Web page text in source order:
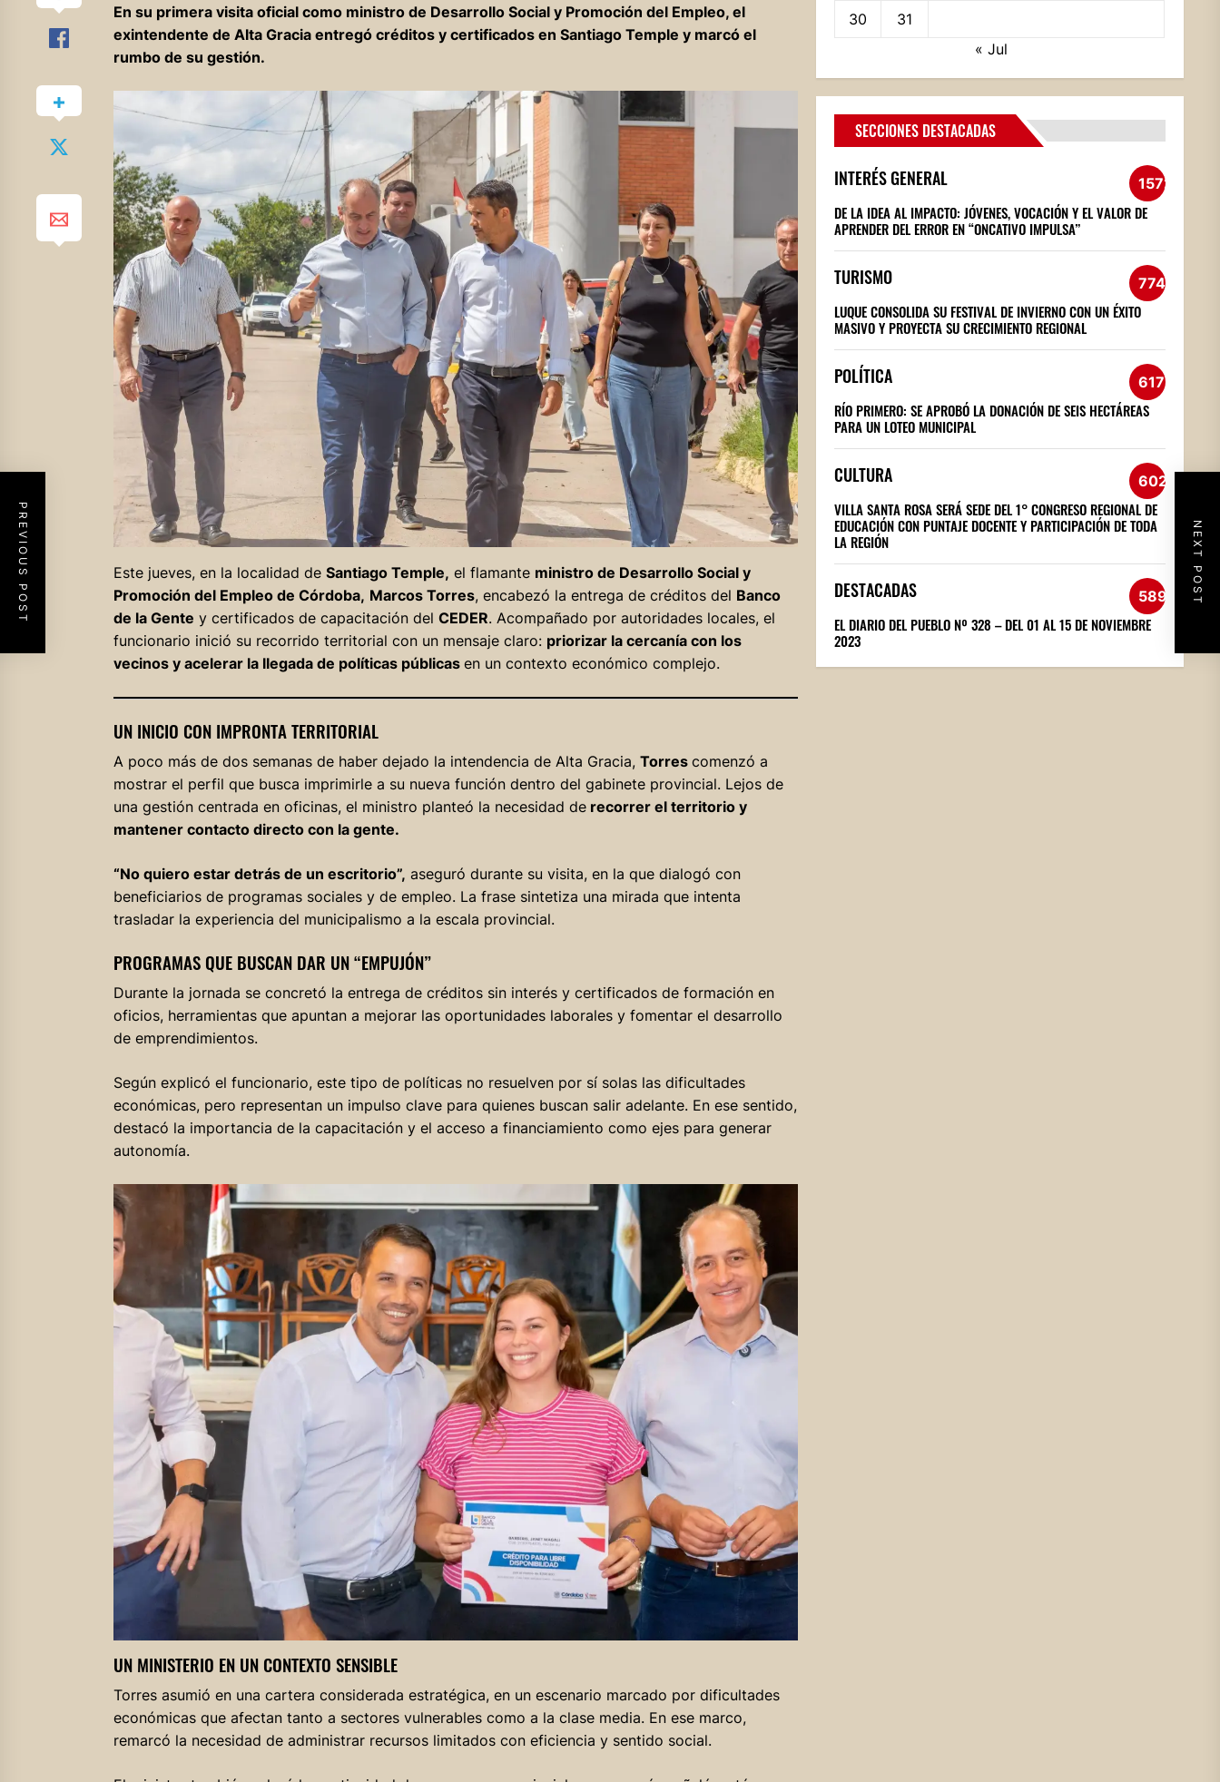
En su primera visita oficial como ministro de Desarrollo Social y Promoción del Empleo, el
exintendente de Alta Gracia entregó créditos y certificados en Santiago Temple y marcó el
rumbo de su gestión.
Este jueves, en la localidad de Santiago Temple, el flamante ministro de Desarrollo Social y
Promoción del Empleo de Córdoba, Marcos Torres, encabezó la entrega de créditos del Banco
de la Gente y certificados de capacitación del CEDER. Acompañado por autoridades locales, el
funcionario inició su recorrido territorial con un mensaje claro: priorizar la cercanía con los
vecinos y acelerar la llegada de políticas públicas en un contexto económico complejo.
UN INICIO CON IMPRONTA TERRITORIAL
A poco más de dos semanas de haber dejado la intendencia de Alta Gracia, Torres comenzó a
mostrar el perfil que busca imprimirle a su nueva función dentro del gabinete provincial. Lejos de
una gestión centrada en oficinas, el ministro planteó la necesidad derecorrer el territorio y
mantener contacto directo con la gente.
“No quiero estar detrás de un escritorio”, aseguró durante su visita, en la que dialogó con
beneficiarios de programas sociales y de empleo. La frase sintetiza una mirada que intenta
trasladar la experiencia del municipalismo a la escala provincial.
PROGRAMAS QUE BUSCAN DAR UN “EMPUJÓN”
Durante la jornada se concretó la entrega de créditos sin interés y certificados de formación en
oficios, herramientas que apuntan a mejorar las oportunidades laborales y fomentar el desarrollo
de emprendimientos.
Según explicó el funcionario, este tipo de políticas no resuelven por sí solas las dificultades
económicas, pero representan un impulso clave para quienes buscan salir adelante. En ese sentido,
destacó la importancia de la capacitación y el acceso a financiamiento como ejes para generar
autonomía.
UN MINISTERIO EN UN CONTEXTO SENSIBLE
Torres asumió en una cartera considerada estratégica, en un escenario marcado por dificultades
económicas que afectan tanto a sectores vulnerables como a la clase media. En ese marco,
remarcó la necesidad de administrar recursos limitados con eficiencia y sentido social.
PREVIOUS POST NEXT POST
30
31
« Jul
SECCIONES DESTACADAS
INTERÉS GENERAL 1572
DE LA IDEA AL IMPACTO: JÓVENES, VOCACIÓN Y EL VALOR DE
APRENDER DEL ERROR EN “ONCATIVO IMPULSA”
TURISMO 774
LUQUE CONSOLIDA SU FESTIVAL DE INVIERNO CON UN ÉXITO
MASIVO Y PROYECTA SU CRECIMIENTO REGIONAL
POLÍTICA 617
RÍO PRIMERO: SE APROBÓ LA DONACIÓN DE SEIS HECTÁREAS
PARA UN LOTEO MUNICIPAL
CULTURA 602
VILLA SANTA ROSA SERÁ SEDE DEL 1° CONGRESO REGIONAL DE
EDUCACIÓN CON PUNTAJE DOCENTE Y PARTICIPACIÓN DE TODA
LA REGIÓN
DESTACADAS 589
EL DIARIO DEL PUEBLO Nº 328 – DEL 01 AL 15 DE NOVIEMBRE
2023